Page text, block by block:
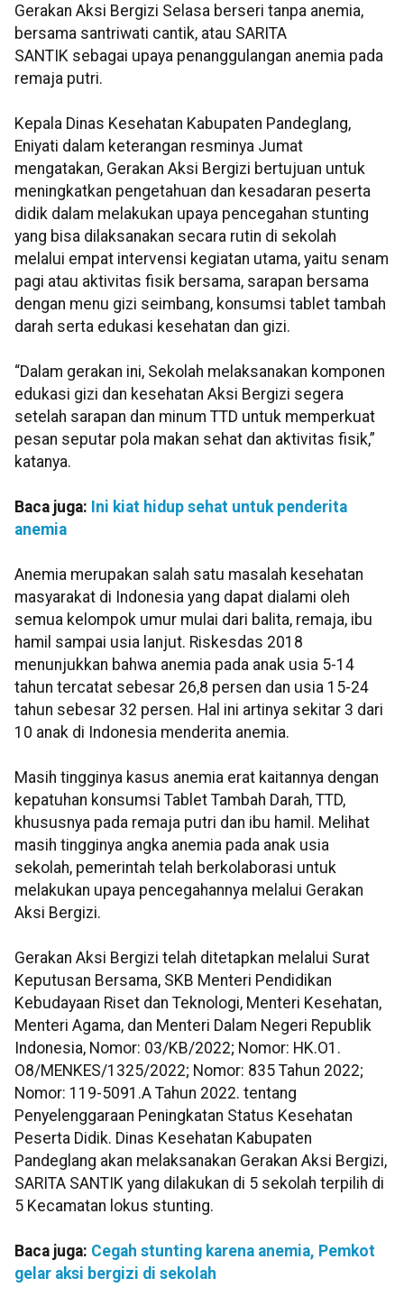
Gerakan Aksi Bergizi Selasa berseri tanpa anemia,
bersama santriwati cantik, atau SARITA
SANTIK sebagai upaya penanggulangan anemia pada
remaja putri.
Kepala Dinas Kesehatan Kabupaten Pandeglang,
Eniyati dalam keterangan resminya Jumat
mengatakan, Gerakan Aksi Bergizi bertujuan untuk
meningkatkan pengetahuan dan kesadaran peserta
didik dalam melakukan upaya pencegahan stunting
yang bisa dilaksanakan secara rutin di sekolah
melalui empat intervensi kegiatan utama, yaitu senam
pagi atau aktivitas fisik bersama, sarapan bersama
dengan menu gizi seimbang, konsumsi tablet tambah
darah serta edukasi kesehatan dan gizi.
“Dalam gerakan ini, Sekolah melaksanakan komponen
edukasi gizi dan kesehatan Aksi Bergizi segera
setelah sarapan dan minum TTD untuk memperkuat
pesan seputar pola makan sehat dan aktivitas fisik,”
katanya.
Baca juga: Ini kiat hidup sehat untuk penderita
anemia
Anemia merupakan salah satu masalah kesehatan
masyarakat di Indonesia yang dapat dialami oleh
semua kelompok umur mulai dari balita, remaja, ibu
hamil sampai usia lanjut. Riskesdas 2018
menunjukkan bahwa anemia pada anak usia 5-14
tahun tercatat sebesar 26,8 persen dan usia 15-24
tahun sebesar 32 persen. Hal ini artinya sekitar 3 dari
10 anak di Indonesia menderita anemia.
Masih tingginya kasus anemia erat kaitannya dengan
kepatuhan konsumsi Tablet Tambah Darah, TTD,
khususnya pada remaja putri dan ibu hamil. Melihat
masih tingginya angka anemia pada anak usia
sekolah, pemerintah telah berkolaborasi untuk
melakukan upaya pencegahannya melalui Gerakan
Aksi Bergizi.
Gerakan Aksi Bergizi telah ditetapkan melalui Surat
Keputusan Bersama, SKB Menteri Pendidikan
Kebudayaan Riset dan Teknologi, Menteri Kesehatan,
Menteri Agama, dan Menteri Dalam Negeri Republik
Indonesia, Nomor: 03/KB/2022; Nomor: HK.O1.
O8/MENKES/1325/2022; Nomor: 835 Tahun 2022;
Nomor: 119-5091.A Tahun 2022. tentang
Penyelenggaraan Peningkatan Status Kesehatan
Peserta Didik. Dinas Kesehatan Kabupaten
Pandeglang akan melaksanakan Gerakan Aksi Bergizi,
SARITA SANTIK yang dilakukan di 5 sekolah terpilih di
5 Kecamatan lokus stunting.
Baca juga: Cegah stunting karena anemia, Pemkot
gelar aksi bergizi di sekolah